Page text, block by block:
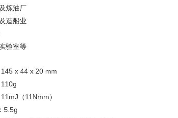
炼油厂
造船业
验室等
x 44 x 20 mm
（11Nmm）
5.5g